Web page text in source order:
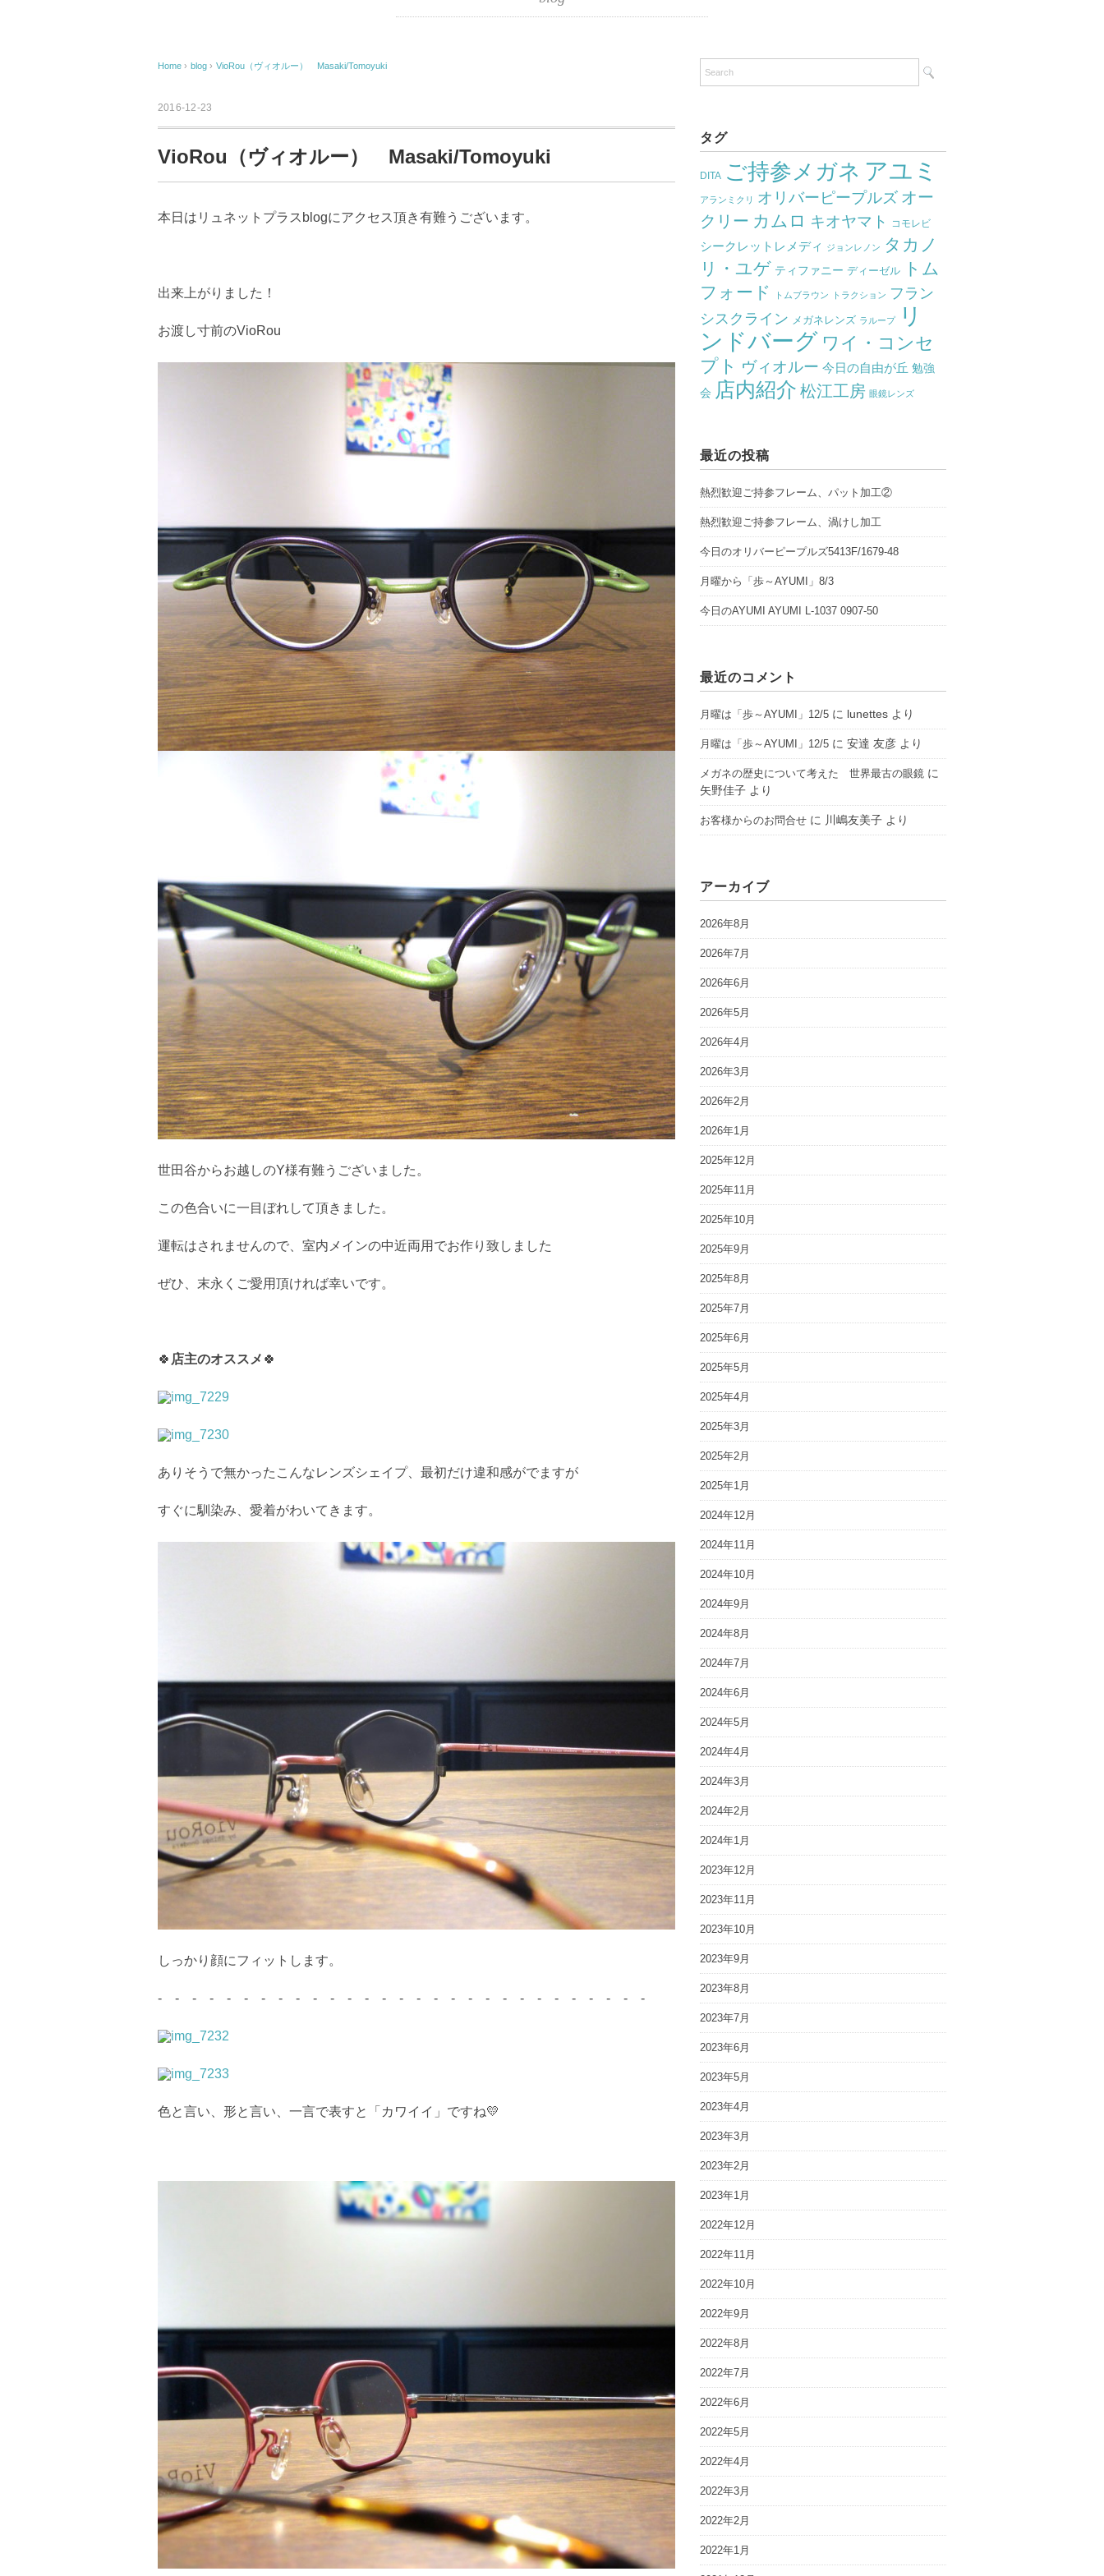
Home › blog › VioRou（ヴィオルー） Masaki/Tomoyuki
2016-12-23
VioRou（ヴィオルー） Masaki/Tomoyuki
本日はリュネットプラスblogにアクセス頂き有難うございます。
出来上がりました！
お渡し寸前のVioRou
世田谷からお越しのY様有難うございました。
この色合いに一目ぼれして頂きました。
運転はされませんので、室内メインの中近両用でお作り致しました
ぜひ、末永くご愛用頂ければ幸いです。
🍀 店主のオススメ 🍀
ありそうで無かったこんなレンズシェイプ、最初だけ違和感がでますが
すぐに馴染み、愛着がわいてきます。
しっかり顔にフィットします。
- - - - - - - - - - - - - - - - - - - - - - - - - - - - -
色と言い、形と言い、一言で表すと「カワイイ」ですね💛
タグ
DITA ご持参メガネ アユミ
アランミクリ オリバーピープルズ オー
クリー カムロ キオヤマト コモレビ
シークレットレメディ ジョンレノン タカノ
リ・ユゲ ティファニー ディーゼル
トム
フォード
トムブラウン トラクション フラン
シスクライン メガネレンズ ラループ
リ
ンドバーグ ワイ・コンセ
プト ヴィオルー 今日の自由が丘 勉強
会 店内紹介 松江工房 眼鏡レンズ
最近の投稿
熱烈歓迎ご持参フレーム、パット加工②
熱烈歓迎ご持参フレーム、渦けし加工
今日のオリバーピープルズ5413F/1679-48
月曜から「歩～AYUMI」8/3
今日のAYUMI AYUMI L-1037 0907-50
最近のコメント
月曜は「歩～AYUMI」12/5 に lunettes より
月曜は「歩～AYUMI」12/5 に安達 友彦 より
メガネの歴史について考えた 世界最古の眼鏡 に
矢野佳子 より
お客様からのお問合せ に 川嶋友美子 より
アーカイブ
2026年8月
2026年7月
2026年6月
2026年5月
2026年4月
2026年3月
2026年2月
2026年1月
2025年12月
2025年11月
2025年10月
2025年9月
2025年8月
2025年7月
2025年6月
2025年5月
2025年4月
2025年3月
2025年2月
2025年1月
2024年12月
2024年11月
2024年10月
2024年9月
2024年8月
2024年7月
2024年6月
2024年5月
2024年4月
2024年3月
2024年2月
2024年1月
2023年12月
2023年11月
2023年10月
2023年9月
2023年8月
2023年7月
2023年6月
2023年5月
2023年4月
2023年3月
2023年2月
2023年1月
2022年12月
2022年11月
2022年10月
2022年9月
2022年8月
2022年7月
2022年6月
2022年5月
2022年4月
2022年3月
2022年2月
2022年1月